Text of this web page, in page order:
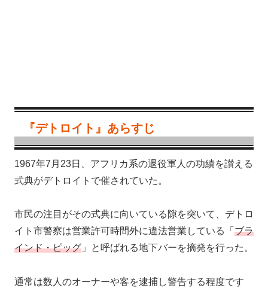
『デトロイト』あらすじ
1967年7月23日、アフリカ系の退役軍人の功績を讃える
式典がデトロイトで催されていた。
市民の注目がその式典に向いている隙を突いて、デトロ
イト市警察は営業許可時間外に違法営業している「 ブラ
インド・ピッグ 」と呼ばれる地下バーを摘発を行った。
通常は数人のオーナーや客を逮捕し警告する程度です